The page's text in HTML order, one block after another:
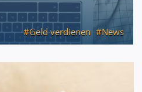
Geld verdienen
News